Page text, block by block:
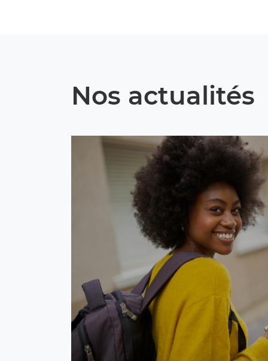
Nos actualités